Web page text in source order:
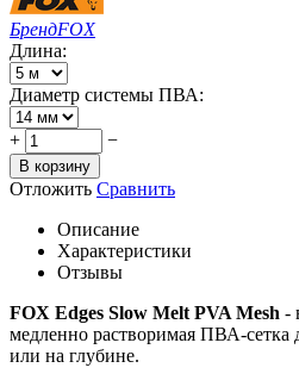
БрендFOX
Длина:
Диаметр системы ПВА:
+ −
В корзину
Отложить Сравнить
Описание
Характеристики
Отзывы
FOX Edges Slow Melt PVA Mesh -
медленно растворимая ПВА-сетка
или на глубине.